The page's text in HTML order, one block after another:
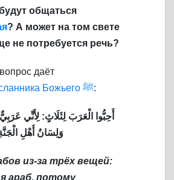
общаться
? А может на том свете
не потребуется речь?
даёт
Божьего ﷺ:
أَحِبُّوا الْعَرَبَ لِثَلَاثٍ: لِأَنِّي
وَلِسَانُ أَهْلِ
из-за трёх вещей:
араб, потому